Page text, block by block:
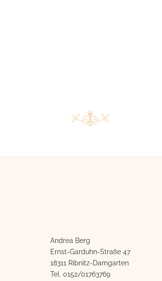
Andrea Berg
Ernst-Garduhn-Straße 47
18311 Ribnitz-Damgarten
Tel. 0152/01763769